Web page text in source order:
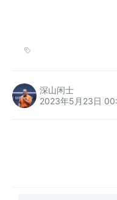
深山闲士
2023年5月23日